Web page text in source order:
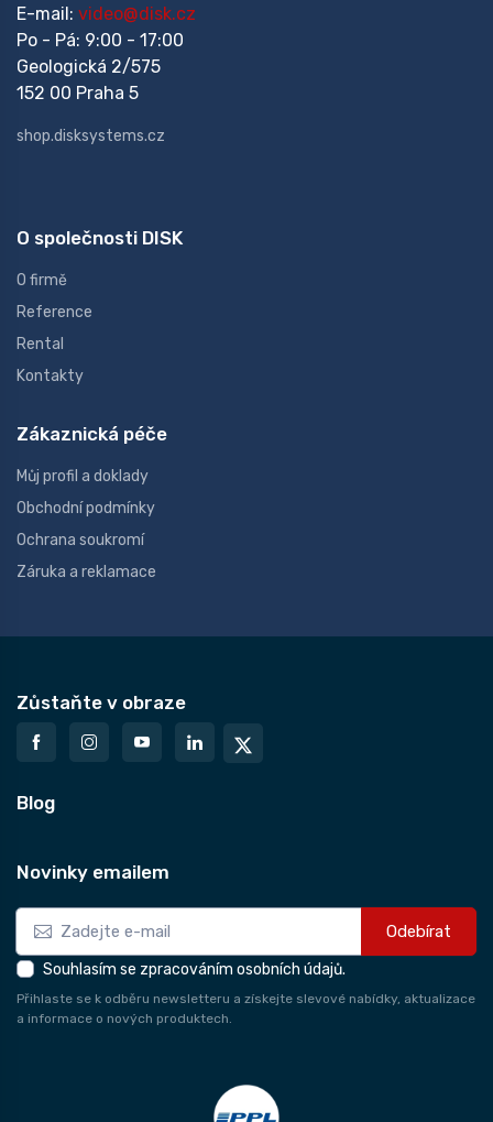
E-mail: video@disk.cz
Po - Pá: 9:00 - 17:00
Geologická 2/575
152 00 Praha 5
shop.disksystems.cz
O společnosti DISK
O firmě
Reference
Rental
Kontakty
Zákaznická péče
Můj profil a doklady
Obchodní podmínky
Ochrana soukromí
Záruka a reklamace
Zůstaňte v obraze
Blog
Novinky emailem
Odebírat
Souhlasím se zpracováním osobních údajů.
Přihlaste se k odběru newsletteru a získejte slevové nabídky, aktualizace
a informace o nových produktech.